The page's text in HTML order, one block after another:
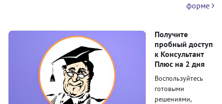
форме
Получите
пробный доступ
к Консультант
Плюс на 2 дня
Воспользуйтесь
готовыми
решениями,